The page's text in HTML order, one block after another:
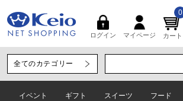
ログイン マイページ カート
0
イベント ギフト スイーツ フード